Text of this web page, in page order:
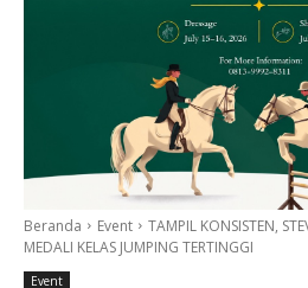
Beranda Event
TAMPIL KONSISTEN,
MEDALI KELAS JUMPING TERTINGGI
Event